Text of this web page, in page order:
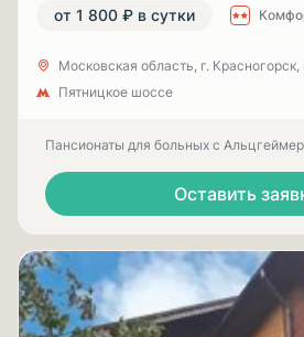
от 1 800 ₽ в сутки
Московская область, г.
Пятницкое шоссе
Пансионаты для больных с
Оставить